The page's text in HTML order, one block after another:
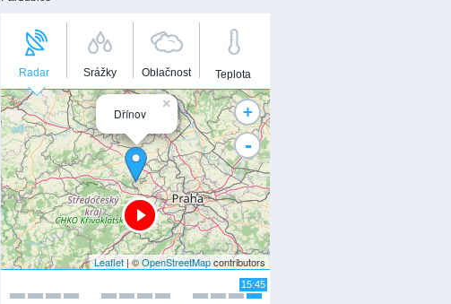
Radar Srážky Oblačnost Teplota
×
Dřínov +
-
Leaflet| ©OpenStreetMapcontributors
15:45